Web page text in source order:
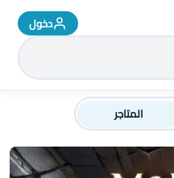
دخول
المتاجر